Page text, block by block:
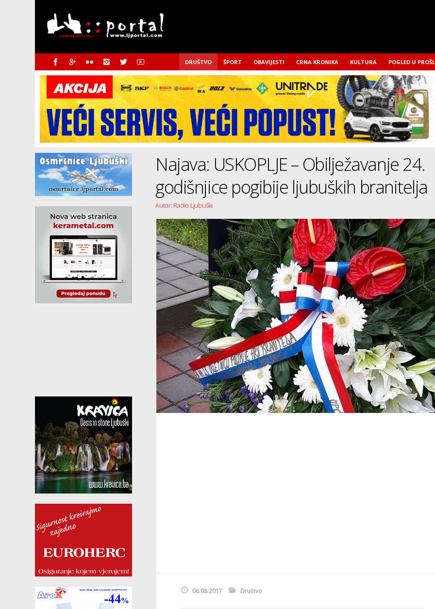
DRUŠTVO ŠPORT OBAVIJESTI CRNA KRONIKA KULTURA POGLED U
Najava: USKOPLJE – Obilježavanje 24.
godišnjice pogibije ljubuških branitelja
Autor: Radio Ljubuški
06.08.2017 Društvo